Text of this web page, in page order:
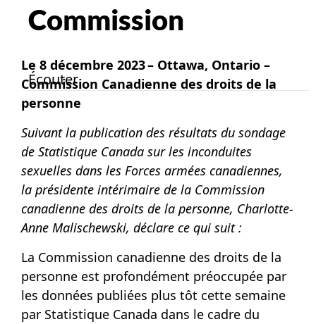
Commission
Écouter
Le 8 décembre 2023 – Ottawa, Ontario –
Commission Canadienne des droits de la
personne
Suivant la publication des résultats du sondage
de Statistique Canada sur les inconduites
sexuelles dans les Forces armées canadiennes,
la présidente intérimaire de la Commission
canadienne des droits de la personne, Charlotte-
Anne Malischewski, déclare ce qui suit :
La Commission canadienne des droits de la
personne est profondément préoccupée par
les données publiées plus tôt cette semaine
par Statistique Canada dans le cadre du